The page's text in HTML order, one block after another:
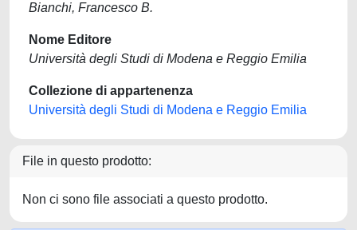
Bianchi, Francesco B.
Nome Editore
Università degli Studi di Modena e Reggio Emilia
Collezione di appartenenza
Università degli Studi di Modena e Reggio Emilia
File in questo prodotto:
Non ci sono file associati a questo prodotto.